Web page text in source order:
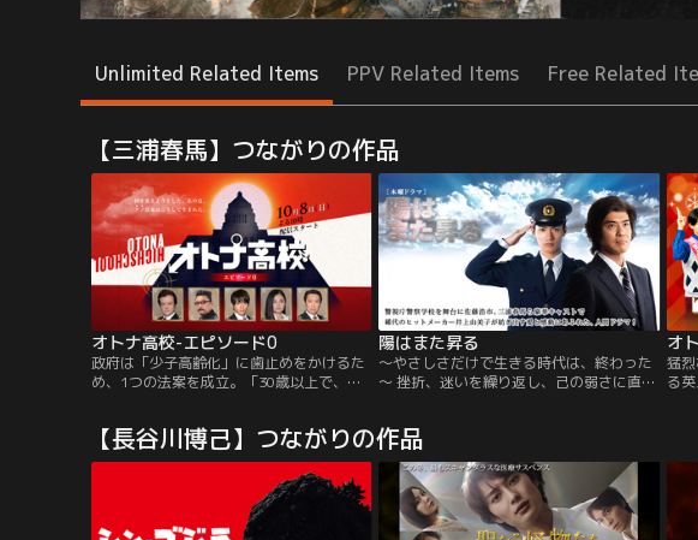
Unlimited Related Items PPV Related Items Free Related
【三浦春馬】つながりの作品
オトナ高校-エピソード0
政府は「少子高齢化」に歯止めをかけるた
め、1つの法案を成立。「30歳以上で、未
ける」…この法案が施行される半年前のエ
ピソード。“オトナ高校”がいかにして誕生
したのか！？国の未来を本気で考えた名も
無き政治家達のアツい奮闘ドラマ！
陽はまた昇る
～やさしさだけで生きる時代は、終わった
～ 挫折、迷いを繰り返し、己の弱さに直面
一行（佐藤浩市）と、 宮田英二（三浦春
馬）ら若き訓練生30人の戦い。強さとは何
か？ 究極の問いに真っ向から挑む人間ドラ
マ。
オ
猛
る
【長谷川博己】つながりの作品